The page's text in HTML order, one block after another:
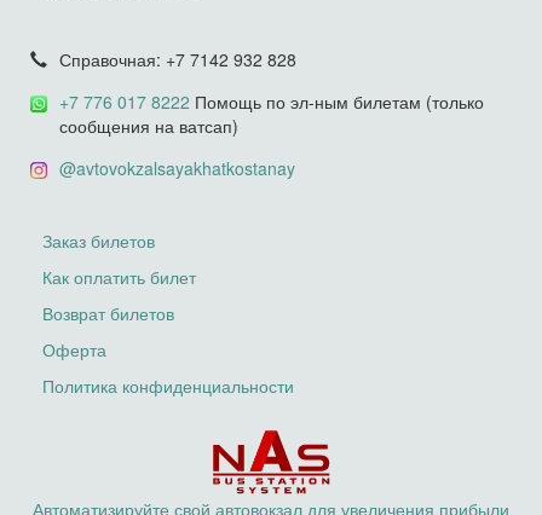
Справочная: +7 7142 932 828
+7 776 017 8222 Помощь по эл-ным билетам (только
сообщения на ватсап)
@avtovokzalsayakhatkostanay
Заказ билетов
Как оплатить билет
Возврат билетов
Оферта
Политика конфиденциальности
Автоматизируйте свой автовокзал для увеличения прибыли